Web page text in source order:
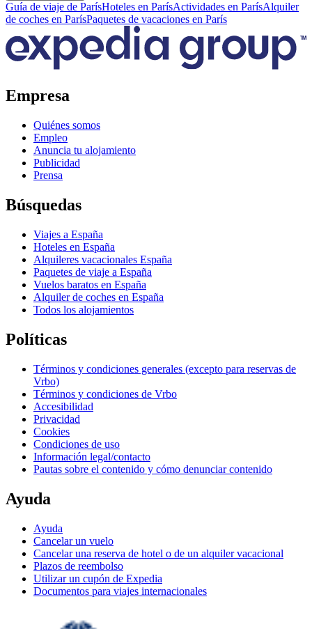
Guía de viaje de ParísHoteles en ParísActividades en ParísAlquiler
de coches en ParísPaquetes de vacaciones en París
Empresa
Quiénes somos
Empleo
Anuncia tu alojamiento
Publicidad
Prensa
Búsquedas
Viajes a España
Hoteles en España
Alquileres vacacionales España
Paquetes de viaje a España
Vuelos baratos en España
Alquiler de coches en España
Todos los alojamientos
Políticas
Términos y condiciones generales (excepto para reservas de
Vrbo)
Términos y condiciones de Vrbo
Accesibilidad
Privacidad
Cookies
Condiciones de uso
Información legal/contacto
Pautas sobre el contenido y cómo denunciar contenido
Ayuda
Ayuda
Cancelar un vuelo
Cancelar una reserva de hotel o de un alquiler vacacional
Plazos de reembolso
Utilizar un cupón de Expedia
Documentos para viajes internacionales